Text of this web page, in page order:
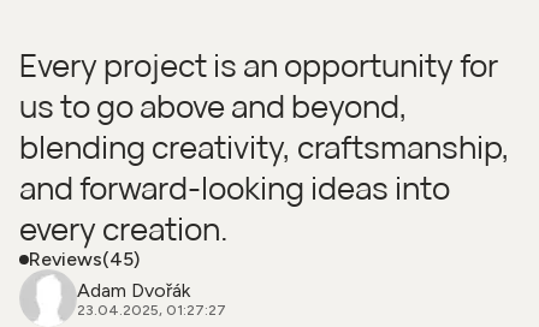
Every project is an opportunity for
us to go above and beyond,
blending creativity, craftsmanship,
and forward-looking ideas into
every creation.
Reviews(45)
Adam Dvořák
23.04.2025, 01:27:27